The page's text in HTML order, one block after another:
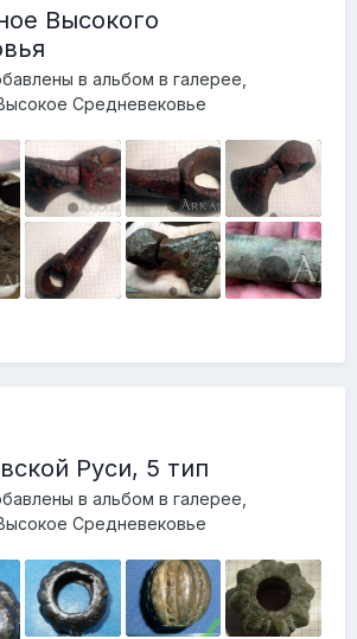
Высокого
в альбом в галерее,
Средневековье
Руси, 5 тип
в альбом в галерее,
Средневековье